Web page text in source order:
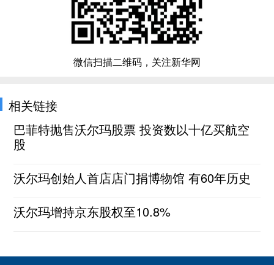
微信扫描二维码，关注新华网
相关链接
巴菲特抛售沃尔玛股票 投资数以十亿买航空
股
沃尔玛创始人首店店门捐博物馆 有60年历史
沃尔玛增持京东股权至10.8%